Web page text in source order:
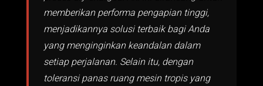
memberikan performa pengapian tinggi,
menjadikannya solusi terbaik bagi Anda
yang menginginkan keandalan dalam
setiap perjalanan. Selain itu, dengan
toleransi panas ruang mesin tropis yang